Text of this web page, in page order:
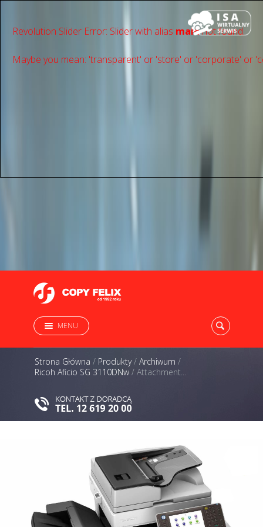
Revolution Slider Error: Slider with alias mainnot found.
Maybe you mean: 'transparent' or 'store' or 'сorporate' or
MENU
Strona Główna / Produkty/ Archiwum /
Ricoh Aficio SG 3110DNw / Attachment...